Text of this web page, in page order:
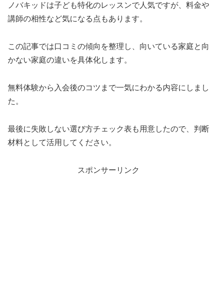
ノバキッドは子ども特化のレッスンで人気ですが、料金や
講師の相性など気になる点もあります。
この記事では口コミの傾向を整理し、向いている家庭と向
かない家庭の違いを具体化します。
無料体験から入会後のコツまで一気にわかる内容にしまし
た。
最後に失敗しない選び方チェック表も用意したので、判断
材料として活用してください。
スポンサーリンク